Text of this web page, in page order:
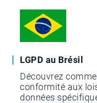
LGPD au Brésil
Découvrez
conformité aux
données